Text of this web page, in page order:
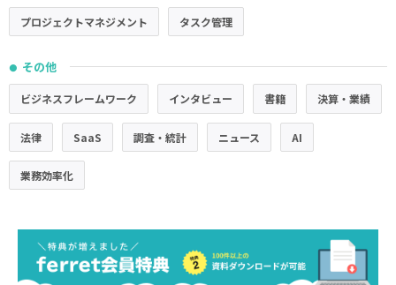
プロジェクトマネジメント タスク管理
● その他
ビジネスフレームワーク インタビュー 書籍 決算・業績
法律 SaaS 調査・統計 ニュース AI
業務効率化